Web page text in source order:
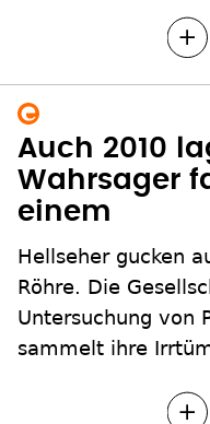
Auch 2010
Wahrsager
einem
Hellseher gucken
Röhre. Die
Untersuchung von
sammelt ihre